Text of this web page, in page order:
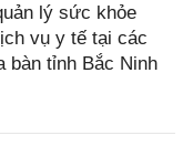
lý sức khỏe
vụ y tế tại các
bàn tỉnh Bắc Ninh